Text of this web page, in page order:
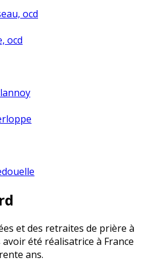
ocd
ocd
et des retraites de prière à
avoir été réalisatrice à France
ans.